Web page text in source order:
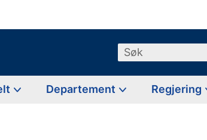
Søk
Departement Regjering